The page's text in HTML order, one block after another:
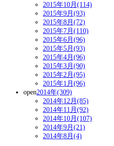
2015年10月(114)
2015年9月(93)
2015年8月(72)
2015年7月(110)
2015年6月(96)
2015年5月(93)
2015年4月(96)
2015年3月(90)
2015年2月(95)
2015年1月(96)
open2014年(309)
2014年12月(85)
2014年11月(92)
2014年10月(107)
2014年9月(21)
2014年8月(4)